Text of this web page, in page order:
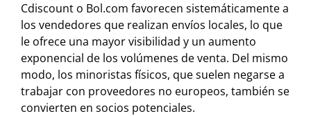
Cdiscount o Bol.com favorecen sistemáticamente a
los vendedores que realizan envíos locales, lo que
le ofrece una mayor visibilidad y un aumento
exponencial de los volúmenes de venta. Del mismo
modo, los minoristas físicos, que suelen negarse a
trabajar con proveedores no europeos, también se
convierten en socios potenciales.